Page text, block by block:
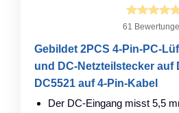
61
Gebildet 2PCS 4-Pin-PC-
und DC-Netzteilstecker auf
DC5521 auf 4-Pin-Kabel
Der DC-Eingang misst 5,5